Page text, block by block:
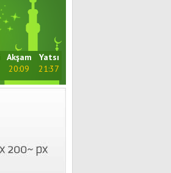
Akşam
20:09
Yatsı
21:37